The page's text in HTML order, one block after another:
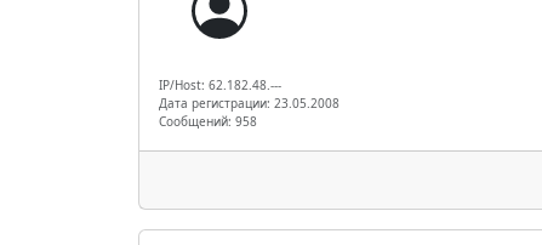
IP/Host: 62.182.48.---
Дата регистрации: 23.05.2008
Сообщений: 958